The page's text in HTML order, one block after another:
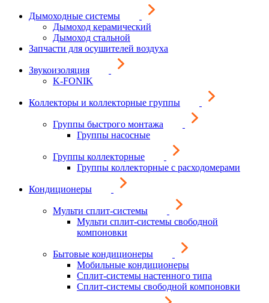
Дымоходные системы
Дымоход керамический
Дымоход стальной
Запчасти для осушителей воздуха
Звукоизоляция
K-FONIK
Коллекторы и коллекторные группы
Группы быстрого монтажа
Группы насосные
Группы коллекторные
Группы коллекторные с расходомерами
Кондиционеры
Мульти сплит-системы
Мульти сплит-системы свободной
компоновки
Бытовые кондиционеры
Мобильные кондиционеры
Сплит-системы настенного типа
Сплит-системы свободной компоновки